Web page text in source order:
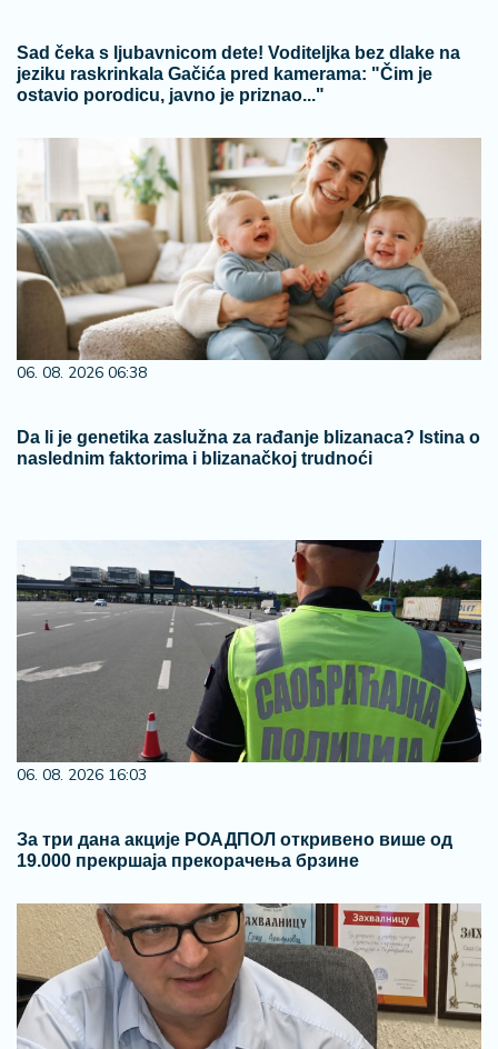
Sad čeka s ljubavnicom dete! Voditeljka bez dlake na
jeziku raskrinkala Gačića pred kamerama: "Čim je
ostavio porodicu, javno je priznao..."
06. 08. 2026 06:38
Da li je genetika zaslužna za rađanje blizanaca? Istina o
naslednim faktorima i blizanačkoj trudnoći
06. 08. 2026 16:03
За три дана акције РОАДПОЛ откривено више од
19.000 прекршаја прекорачења брзине